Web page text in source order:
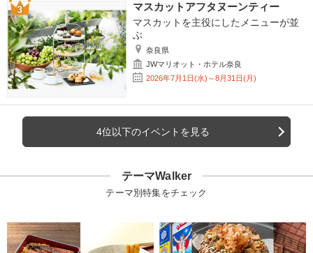
マスカットアフタヌーンティー
マスカットを主役にしたメニューが並
ぶ
奈良県
JWマリオット・ホテル奈良
2026年7月1日(水)～8月31日(月)
4位以下のイベントを見る
テーマWalker
テーマ別特集をチェック